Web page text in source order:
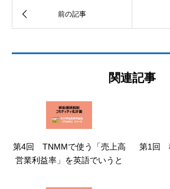
関連記事
第4回 TNMMで使う「売上高
営業利益率」を英語でいうと
第1回